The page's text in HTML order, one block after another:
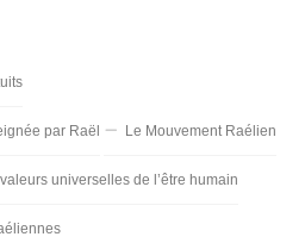
par Raël Le Mouvement Raélien
universelles de l’être humain